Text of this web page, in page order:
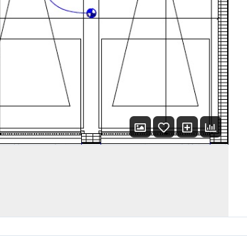
Mot de passe perdu ?